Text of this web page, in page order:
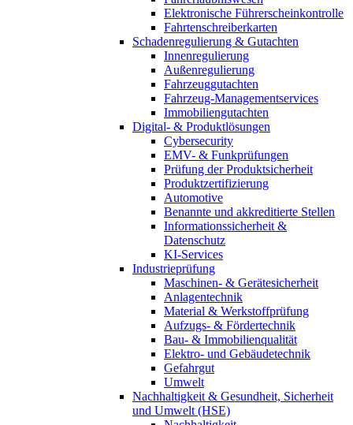
Elektronische Führerscheinkontrolle
Fahrtenschreiberkarten
Schadenregulierung & Gutachten
Innenregulierung
Außenregulierung
Fahrzeuggutachten
Fahrzeug-Managementservices
Immobiliengutachten
Digital- & Produktlösungen
Cybersecurity
EMV- & Funkprüfungen
Prüfung der Produktsicherheit
Produktzertifizierung
Automotive
Benannte und akkreditierte Stellen
Informationssicherheit &
Datenschutz
KI-Services
Industrieprüfung
Maschinen- & Gerätesicherheit
Anlagentechnik
Material & Werkstoffprüfung
Aufzugs- & Fördertechnik
Bau- & Immobilienqualität
Elektro- und Gebäudetechnik
Gefahrgut
Umwelt
Nachhaltigkeit & Gesundheit, Sicherheit
und Umwelt (HSE)